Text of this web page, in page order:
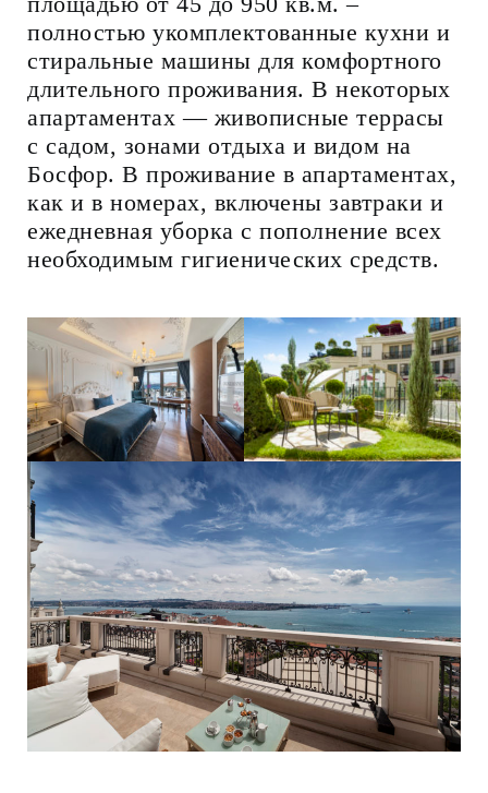
полностью укомплектованные кухни и
стиральные машины для комфортного
длительного проживания. В некоторых
апартаментах — живописные террасы
с садом, зонами отдыха и видом на
Босфор. В проживание в апартаментах,
как и в номерах, включены завтраки и
ежедневная уборка с пополнение всех
необходимым гигиенических средств.